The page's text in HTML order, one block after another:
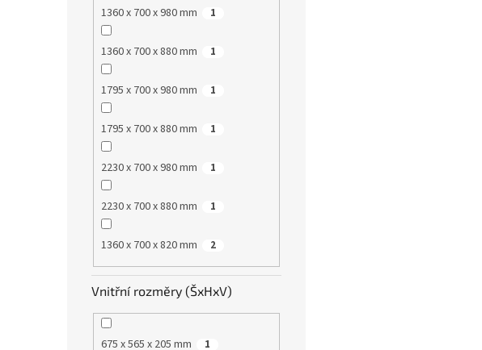
1360 x 700 x 980 mm 1
1360 x 700 x 880 mm 1
1795 x 700 x 980 mm 1
1795 x 700 x 880 mm 1
2230 x 700 x 980 mm 1
2230 x 700 x 880 mm 1
1360 x 700 x 820 mm 2
Vnitřní rozměry (ŠxHxV)
675 x 565 x 205 mm 1